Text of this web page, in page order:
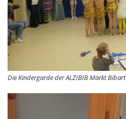
Die Kindergarde der ALZIBIB Markt Bibart